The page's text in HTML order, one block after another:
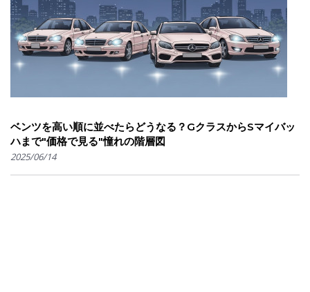
ベンツを高い順に並べたらどうなる？GクラスからSマイバッ
ハまで"価格で見る"憧れの階層図
2025/06/14